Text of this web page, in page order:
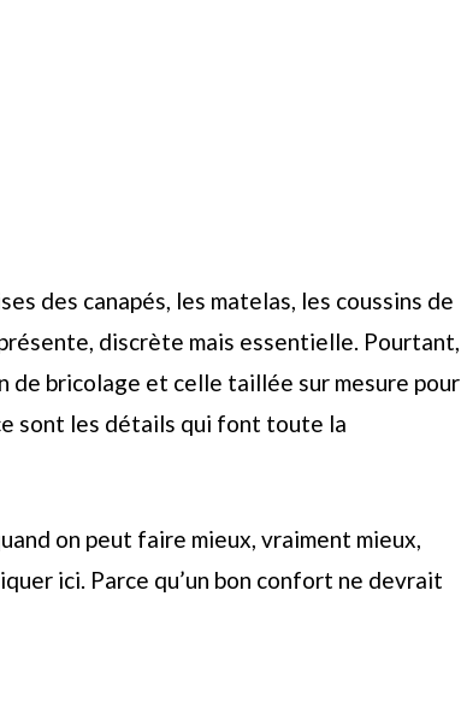
des canapés, les matelas, les coussins de
discrète mais essentielle. Pourtant,
de bricolage et celle taillée sur mesure pour
sont les détails qui font toute la
on peut faire mieux, vraiment mieux,
ici. Parce qu’un bon confort ne devrait